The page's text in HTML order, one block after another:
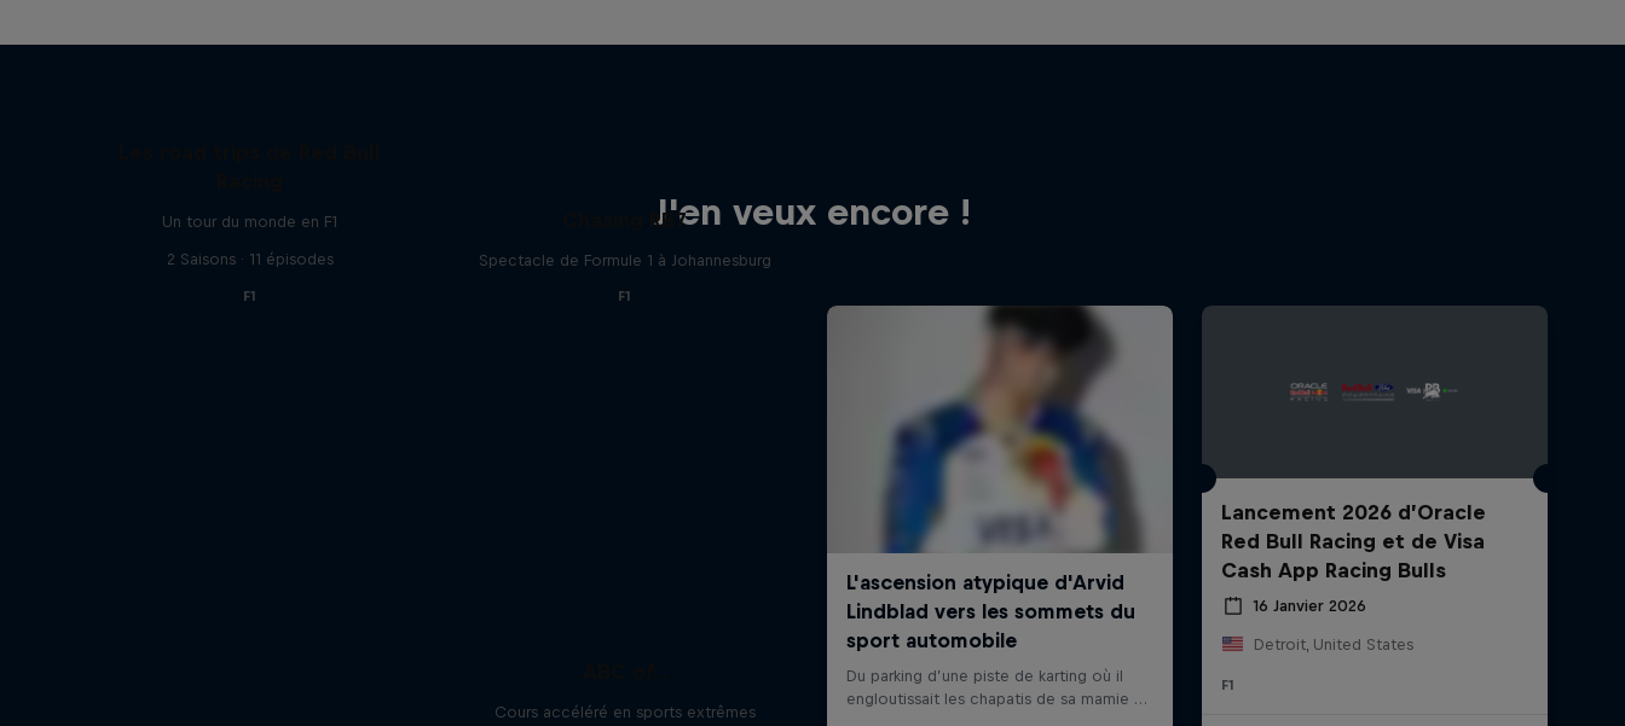
J'en veux encore !
Un tour du monde en F1
2 Saisons · 11 épisodes
F1
Chasing RB7
Spectacle de Formule 1 à Johannesburg
F1
Lancement 2026 d’Oracle
Red Bull Racing et de Visa
Cash App Racing Bulls
16 Janvier 2026
Detroit, United States
F1
Cours accéléré en sports extrêmes